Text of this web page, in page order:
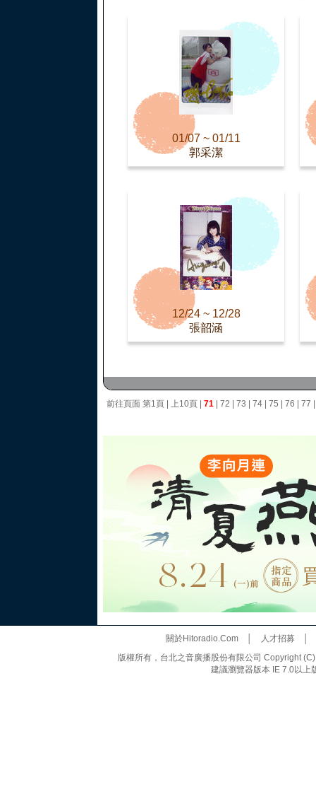
01/07 ~ 01/11
郭采潔
12/24 ~ 12/28
張韶涵
前往頁面 第1頁 上10頁 71 72 73 74 75 76 77
關於Hitoradio.Com│ 人才招募
版權所有，台北之音廣播股份有限公司 Copyright
建議瀏覽器版本 IE 7.0以上